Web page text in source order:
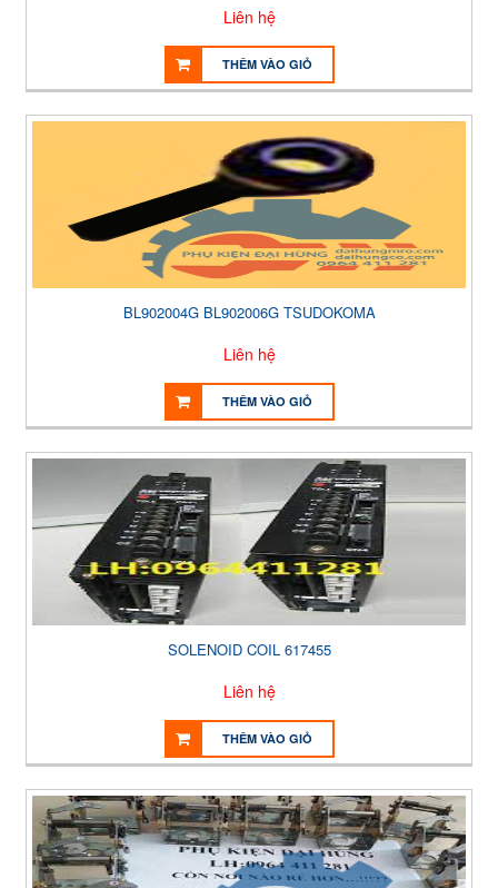
Liên hệ
THÊM VÀO GIỎ
BL902004G BL902006G TSUDOKOMA
Liên hệ
THÊM VÀO GIỎ
SOLENOID COIL 617455
Liên hệ
THÊM VÀO GIỎ